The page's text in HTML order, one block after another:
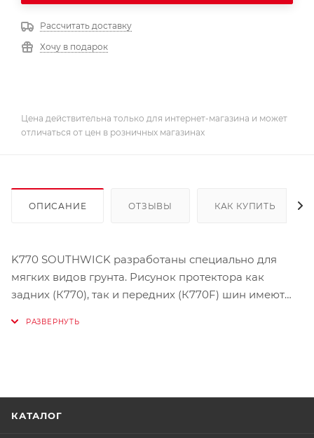
Рассчитать доставку
Хочу в подарок
Цена действительна только для интернет-магазина и может
отличаться от цен в розничных магазинах
ОПИСАНИЕ ОТЗЫВЫ КАК КУПИТЬ
K770 SOUTHWICK разработаны специально для
мягких видов грунта. Рисунок протектора как
задних (К770), так и передних (К770F) шин имеют
Рисунок K770F предназначен для установки на
переднее колесо.
КАТАЛОГ